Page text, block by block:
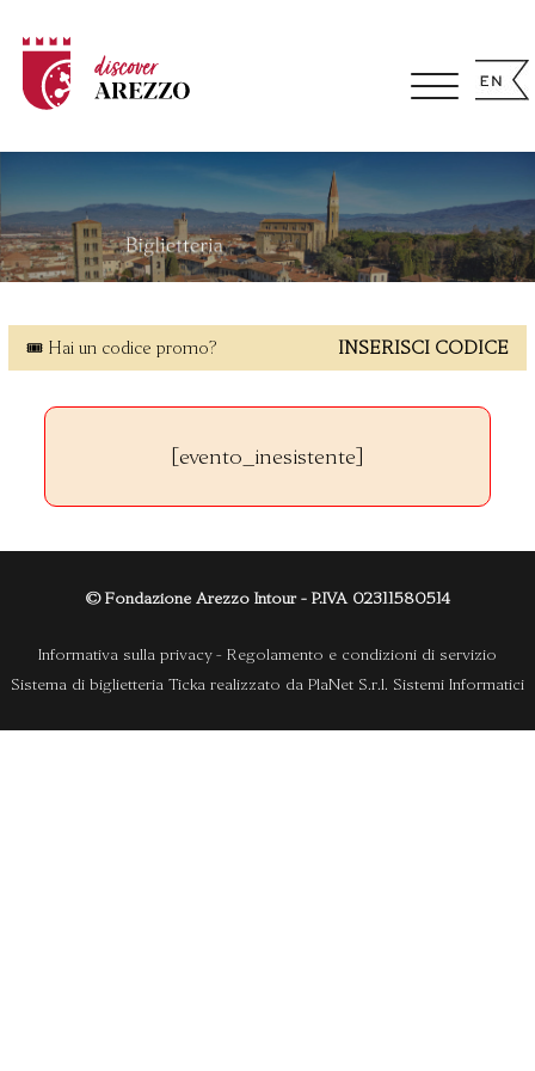
🎟 Hai un codice promo? INSERISCI CODICE
[evento_inesistente]
© Fondazione Arezzo Intour - P.IVA 02311580514
Informativa sulla privacy- Regolamento e condizioni di servizio
Sistema di biglietteria Ticka realizzato da PlaNet S.r.l. Sistemi Informatici